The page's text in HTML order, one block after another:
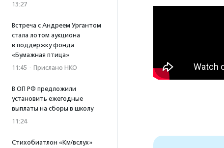
13:27
Встреча с Андреем Ургантом
стала лотом аукциона
в поддержку фонда
«Бумажная птица»
11:45 · Прислано НКО
В ОП РФ предложили
установить ежегодные
выплаты на сборы в школу
11:24
Стихобиатлон «Км/вслух»